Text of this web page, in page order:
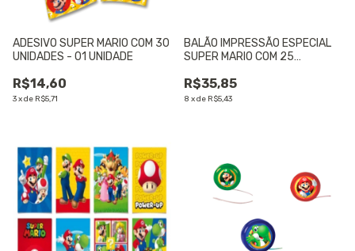
ADESIVO SUPER MARIO COM 30
UNIDADES - 01 UNIDADE
R$14,60
3xde R$5,71
BALÃO IMPRESSÃO ESPECIAL
SUPER MARIO COM 25
R$35,85
8 xde R$5,43